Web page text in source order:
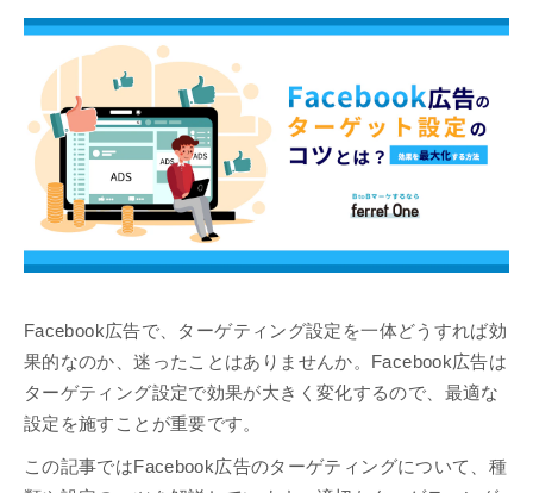
Facebook広告で、ターゲティング設定を一体どうすれば効
果的なのか、迷ったことはありませんか。Facebook広告は
ターゲティング設定で効果が大きく変化するので、最適な
設定を施すことが重要です。
この記事ではFacebook広告のターゲティングについて、種